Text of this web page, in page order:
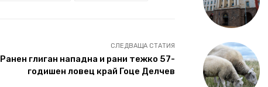
СЛЕДВАЩА СТАТИЯ
Ранен глиган нападна и рани тежко 57-
годишен ловец край Гоце Делчев